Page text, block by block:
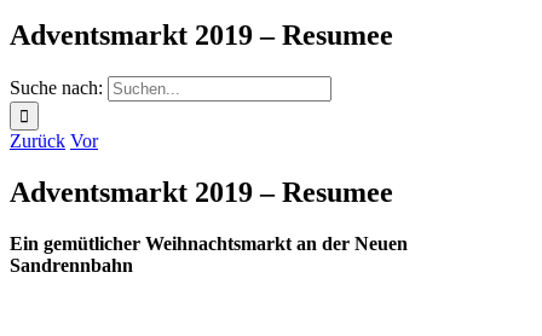
Adventsmarkt 2019 – Resumee
Suche nach:
Zurück Vor
Adventsmarkt 2019 – Resumee
Ein gemütlicher Weihnachtsmarkt an der Neuen
Sandrennbahn